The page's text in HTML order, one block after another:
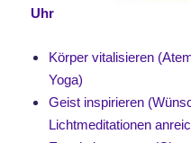
Uhr
Körper vitalisieren
Yoga)
Geist inspirieren
Lichtmeditationen